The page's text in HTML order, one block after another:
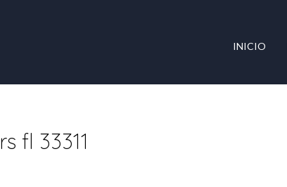
INICIO
fl 33311